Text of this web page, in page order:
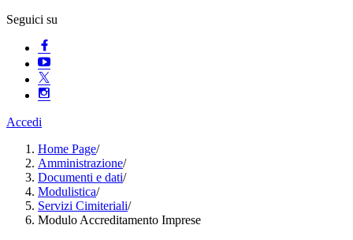
Seguici su
Accedi
Home Page/
Amministrazione/
Documenti e dati/
Modulistica/
Servizi Cimiteriali/
Modulo Accreditamento Imprese